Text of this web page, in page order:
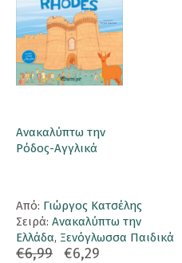
Ανακαλύπτω την
Ρόδος-Αγγλικά
Aπό: Γιώργος Κατσέλης
Σειρά: Ανακαλύπτω την
Ελλάδα, Ξενόγλωσσα Παιδικά
€6,99 €6,29